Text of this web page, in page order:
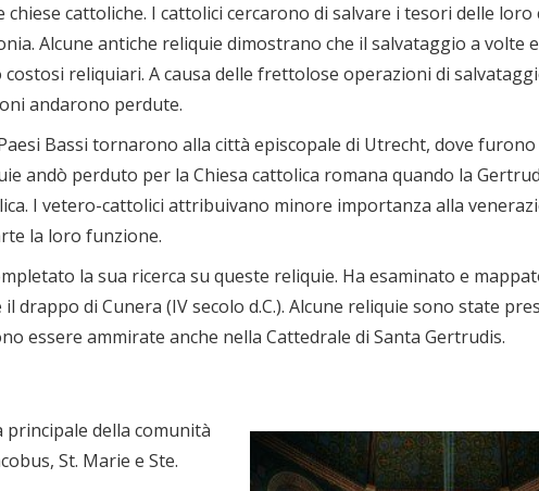
cattoliche. I cattolici cercarono di salvare i tesori delle loro
Alcune antiche reliquie dimostrano che il salvataggio a volte
reliquiari. A causa delle frettolose operazioni di
andarono perdute.
Bassi tornarono alla città episcopale di Utrecht, dove
andò perduto per la Chiesa cattolica romana quando la
I vetero-cattolici attribuivano minore importanza alla
la loro funzione.
la sua ricerca su queste reliquie. Ha esaminato e
drappo di Cunera (IV secolo d.C.). Alcune reliquie sono state
essere ammirate anche nella Cattedrale di Santa Gertrudis.
principale della comunità
St. Marie e Ste.